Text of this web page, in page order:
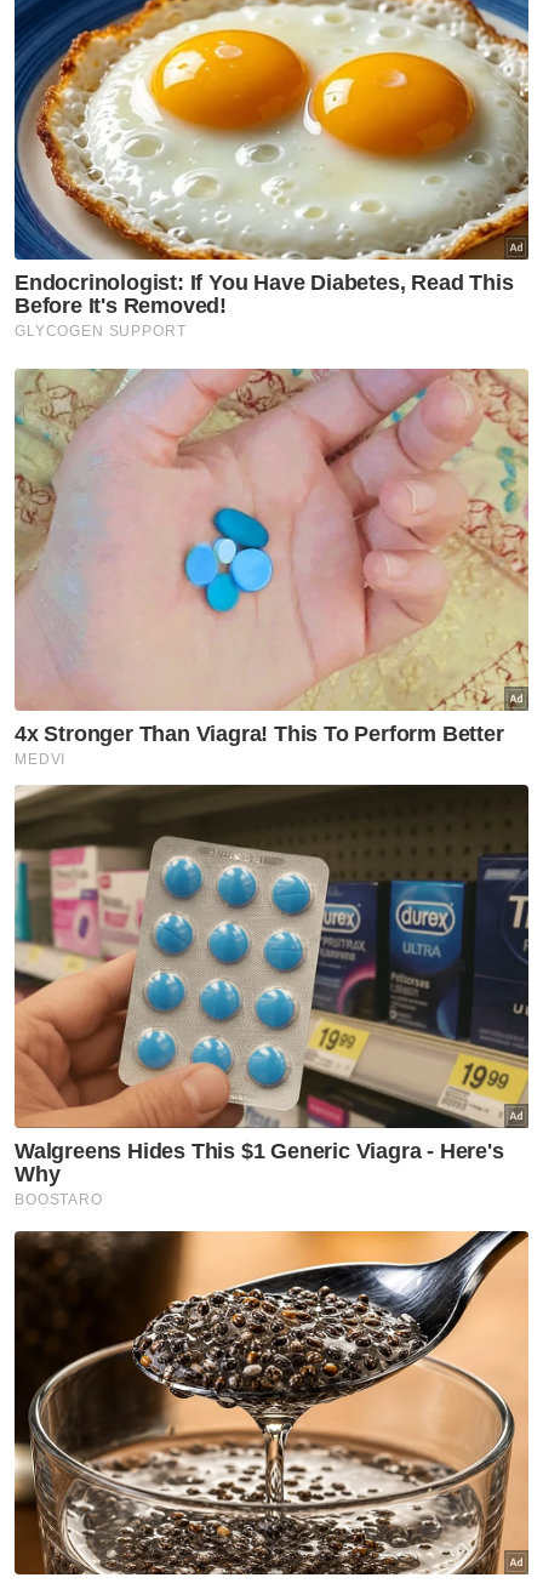
Nancy pada Rabu mengumumkan kabinet
bersetuju memutuskan untuk membenarkan
depan.
Sementara itu, ditanya mengenai bayaran
tuntutan jemaah yang terkesan akibat
penangguhan umrah, Nancy berkata,
pihaknya sedang mengadakan sesi
perbincangan Lembaga Tabung Haji (TH)
berkaitan mekanisme pembayaran.
“Sebelum ini kita telah bincang dengan
Kementerian Kewangan (MOF) dan MOF
minta MOTAC bincang secara terperinci
dengan TH sebelum memanggil pihak
terlibat (agensi pengendali umrah),” katanya.
Artikel Berkaitan:
KKM umum SOP baharu Covid-19
Perlu ada garis panduan daki Gunung Everest
SOP baharu sewaan Istana Budaya berjaya atasi
hutang tertunggak
Pada majlis itu, Nancy menyerahkan lima set
busana tradisional etnik utama Malaysia
berserta aksesori lengkap kepada Menteri
Luar Negeri, Datuk Seri Saifuddin Abdullah.
Ia akan dipamerkan di 10 pejabat kedutaan
atau Pesuruhjaya Tinggi Malaysia yang
strategik di luar negara.